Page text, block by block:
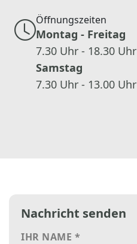
Öffnungszeiten
Montag - Freitag
7.30 Uhr - 18.30 Uhr
Samstag
7.30 Uhr - 13.00 Uhr
Nachricht senden
IHR NAME *